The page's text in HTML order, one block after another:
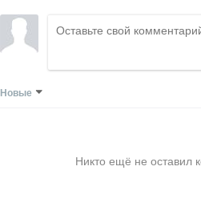
Новые
Никто ещё не оставил